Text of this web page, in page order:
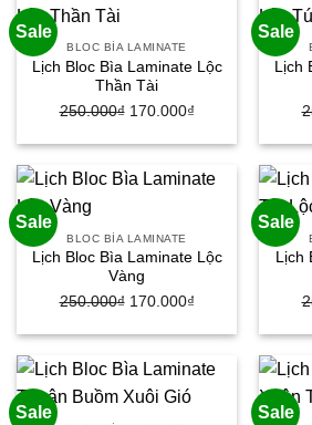
170.000₫.
Sale
BLOC BÌA LAMINATE
Lịch Bloc Bìa Laminate Lộc
Thần Tài
250.000₫ Giá
250.000₫.
170.000₫
là:
170.000₫.
Sale
Lịch
Sale
BLOC BÌA LAMINATE
Lịch Bloc Bìa Laminate Lộc
Vàng
250.000₫ Giá
250.000₫.
170.000₫
là:
170.000₫.
Sale
Lịch
Sale Sale